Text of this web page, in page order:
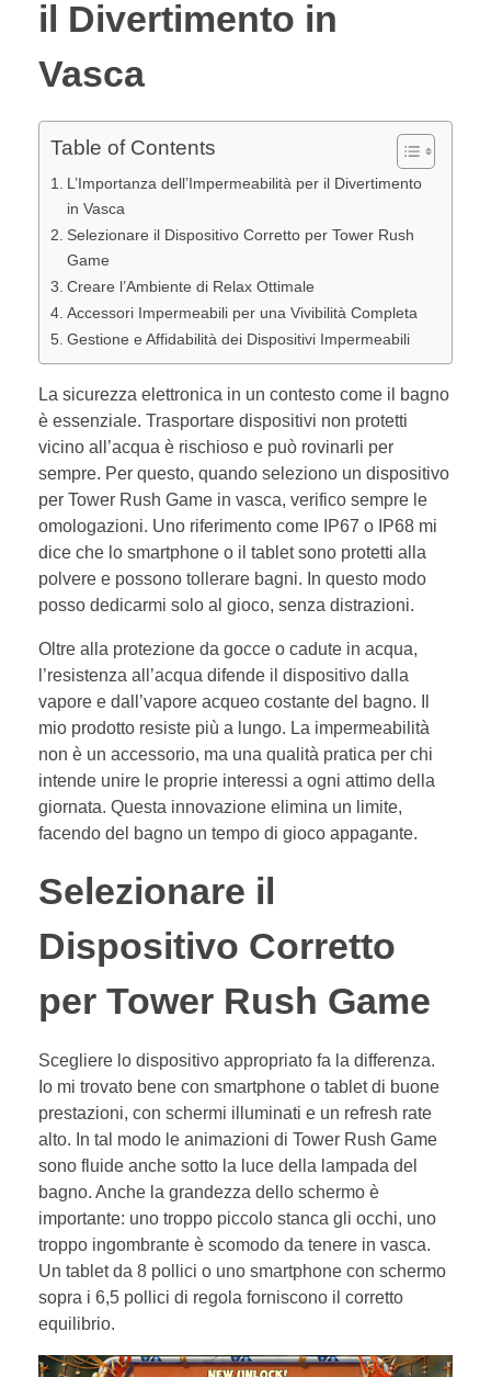
il Divertimento in
Vasca
Table of Contents
L’Importanza dell’Impermeabilità per il Divertimento
in Vasca
Selezionare il Dispositivo Corretto per Tower Rush
Game
Creare l’Ambiente di Relax Ottimale
Accessori Impermeabili per una Vivibilità Completa
Gestione e Affidabilità dei Dispositivi Impermeabili
La sicurezza elettronica in un contesto come il bagno
è essenziale. Trasportare dispositivi non protetti
vicino all’acqua è rischioso e può rovinarli per
sempre. Per questo, quando seleziono un dispositivo
per Tower Rush Game in vasca, verifico sempre le
omologazioni. Uno riferimento come IP67 o IP68 mi
dice che lo smartphone o il tablet sono protetti alla
polvere e possono tollerare bagni. In questo modo
posso dedicarmi solo al gioco, senza distrazioni.
Oltre alla protezione da gocce o cadute in acqua,
l’resistenza all’acqua difende il dispositivo dalla
vapore e dall’vapore acqueo costante del bagno. Il
mio prodotto resiste più a lungo. La impermeabilità
non è un accessorio, ma una qualità pratica per chi
intende unire le proprie interessi a ogni attimo della
giornata. Questa innovazione elimina un limite,
facendo del bagno un tempo di gioco appagante.
Selezionare il
Dispositivo Corretto
per Tower Rush Game
Scegliere lo dispositivo appropriato fa la differenza.
Io mi trovato bene con smartphone o tablet di buone
prestazioni, con schermi illuminati e un refresh rate
alto. In tal modo le animazioni di Tower Rush Game
sono fluide anche sotto la luce della lampada del
bagno. Anche la grandezza dello schermo è
importante: uno troppo piccolo stanca gli occhi, uno
troppo ingombrante è scomodo da tenere in vasca.
Un tablet da 8 pollici o uno smartphone con schermo
sopra i 6,5 pollici di regola forniscono il corretto
equilibrio.